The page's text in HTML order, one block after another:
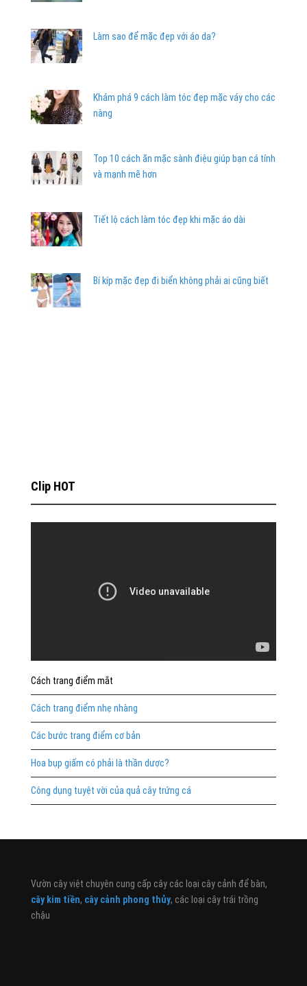
Làm sao để mặc đẹp với áo da?
Khám phá 9 cách làm tóc đẹp mặc váy cho các
nàng
Top 10 cách ăn mặc sành điệu giúp bạn cá tính
và mạnh mẽ hơn
Tiết lộ cách làm tóc đẹp khi mặc áo dài
Bí kíp mặc đẹp đi biển không phải ai cũng biết
Clip HOT
Cách trang điểm mắt
Cách trang điểm nhẹ nhàng
Các bước trang điểm cơ bản
Hoa bụp giấm có phải là thần dược?
Công dụng tuyệt vời của quả cây trứng cá
Vườn cây việt chuyên cung cấp cây các loại cây cảnh để bàn,
cây kim tiền, cây cảnh phong thủy, các loại cây trái trồng
chậu